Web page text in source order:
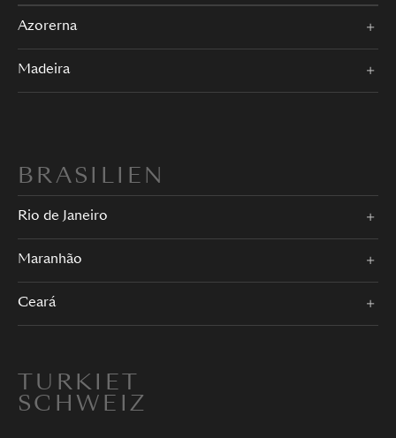
Azorerna
Madeira
BRASILIEN
Rio de Janeiro
Maranhão
Ceará
TURKIET
SCHWEIZ